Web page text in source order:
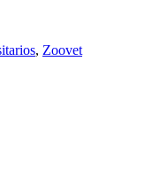
, Zoovet